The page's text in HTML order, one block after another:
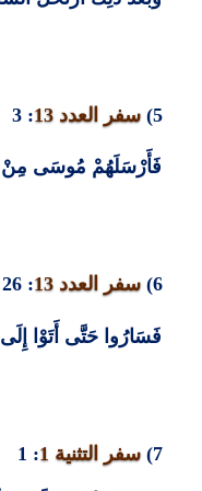
5) سفر العدد 13
: 3
فَأَرْسَلَهُمْ مُوسَى مِنْ
6) سفر العدد 13
: 26
فَسَارُوا حَتَّى أَتَوْا
7) سفر التثنية 1
: 1